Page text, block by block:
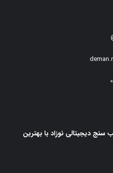
سنج دیجیتالی نوزاد با بهترین